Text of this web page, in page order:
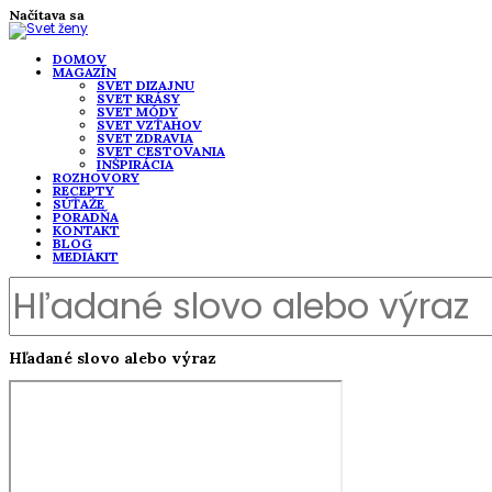
Načítava sa
DOMOV
MAGAZÍN
SVET DIZAJNU
SVET KRÁSY
SVET MÓDY
SVET VZŤAHOV
SVET ZDRAVIA
SVET CESTOVANIA
INŠPIRÁCIA
ROZHOVORY
RECEPTY
SÚŤAŽE
PORADŇA
KONTAKT
BLOG
MEDIAKIT
Hľadané slovo alebo výraz